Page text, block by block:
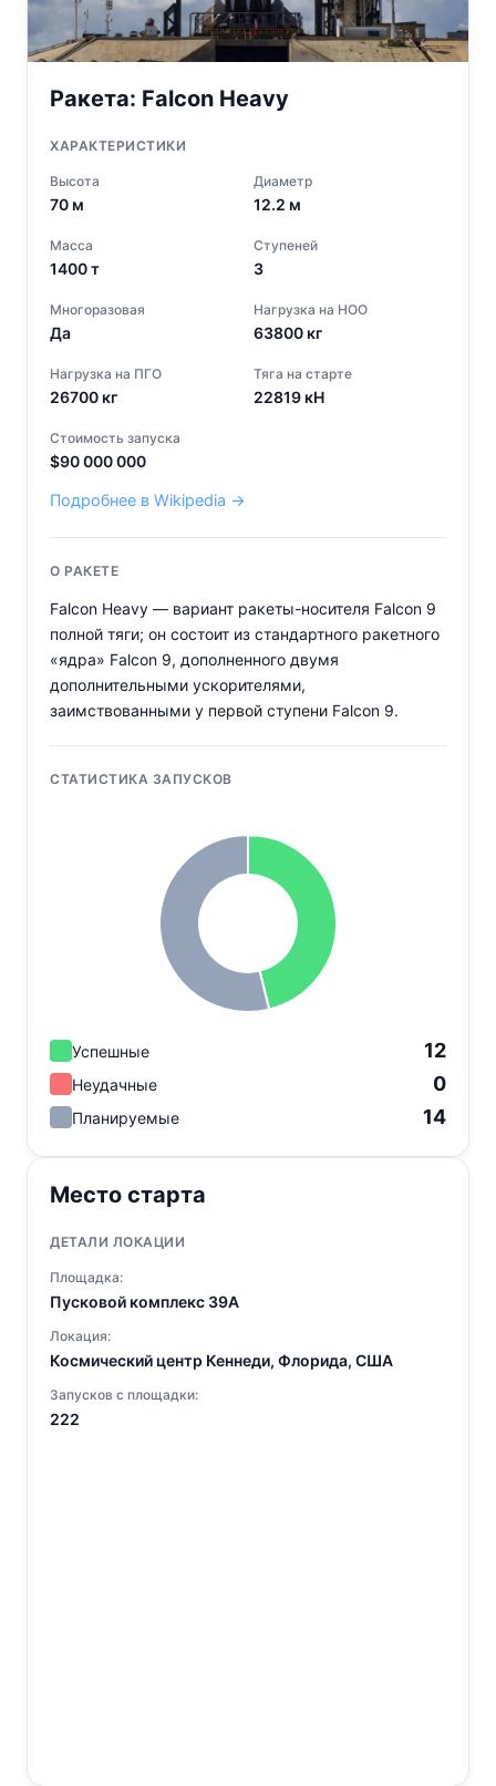
Ракета: Falcon Heavy
ХАРАКТЕРИСТИКИ
Высота
70 м
Диаметр
12.2 м
Масса
1400т
Ступеней
3
Многоразовая
Да
Нагрузка на НОО
63800 кг
Нагрузка на ПГО
26700 кг
Тяга на старте
22819 кН
Стоимость запуска
$90 000 000
Подробнее в Wikipedia →
О РАКЕТЕ
Falcon Heavy — вариант ракеты-носителя Falcon 9
полной тяги; он состоит из стандартного ракетного
«ядра» Falcon 9, дополненного двумя
дополнительными ускорителями,
заимствованными у первой ступени Falcon 9.
СТАТИСТИКА ЗАПУСКОВ
Успешные 12
Неудачные 0
Планируемые 14
Место старта
ДЕТАЛИ ЛОКАЦИИ
Площадка:
Пусковой комплекс 39A
Локация:
Космический центр Кеннеди, Флорида, США
Запусков с площадки:
222